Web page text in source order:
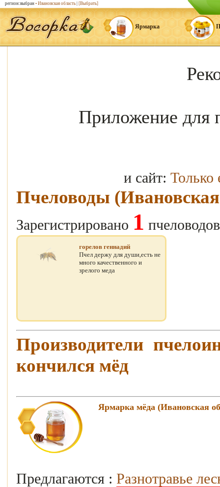
Ярмарка
Приложение для
и сайт:
Пчеловоды (Ивановская
Зарегистрировано 1 пчеловодов
горелов геннадий
Пчел держу для души,есть не
много качественного и
зрелого меда
Производители
кончился мёд
Ярмарка мёда (Ивановская
Предлагаются : Разнотравье
регион:выбран • Ивановская область [Выбрать]